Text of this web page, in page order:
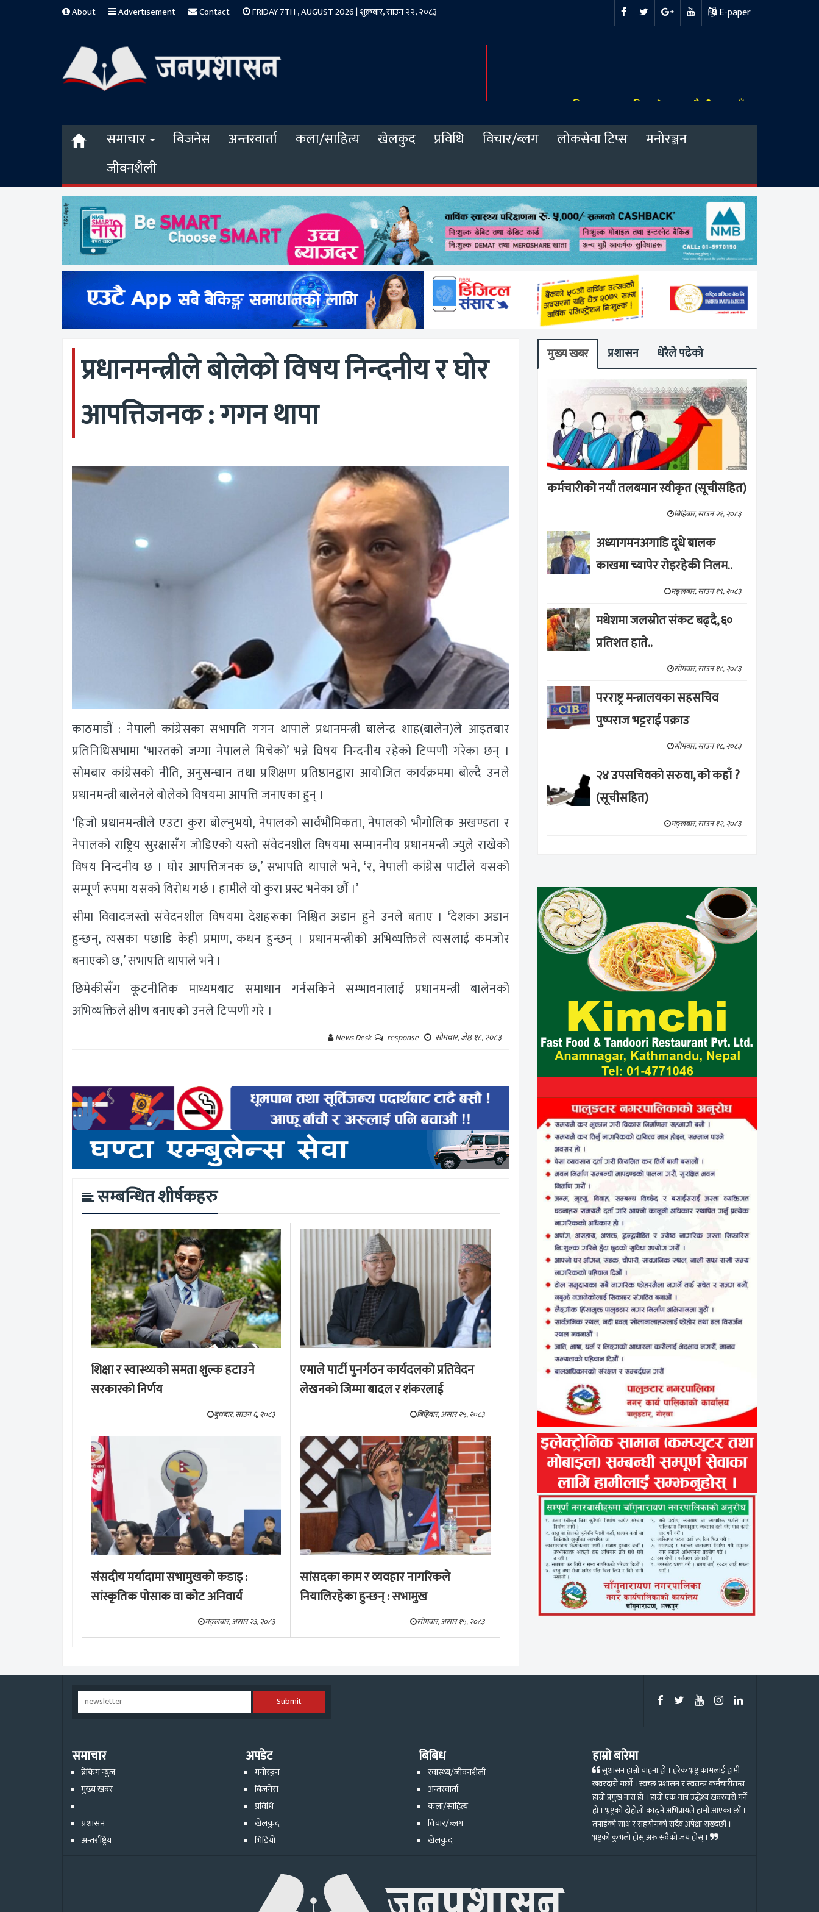
About Advertisement Contact FRIDAY 7TH , AUGUST 2026 | शुक्रबार, साउन २२, २०८३ E-paper
समाचार बिजनेस अन्तरवार्ता कला/साहित्य खेलकुद प्रविधि विचार/ब्लग लोकसेवा टिप्स
मनोरञ्जन
जीवनशैली
प्रधानमन्त्रीले बोलेको विषय निन्दनीय र घोर
आपत्तिजनक : गगन थापा
काठमाडौं : नेपाली कांग्रेसका सभापति गगन थापाले प्रधानमन्त्री बालेन्द्र शाह(बालेन)ले आइतबार
प्रतिनिधिसभामा ‘भारतको जग्गा नेपालले मिचेको’ भन्ने विषय निन्दनीय रहेको टिप्पणी गरेका छन् ।
सोमबार कांग्रेसको नीति, अनुसन्धान तथा प्रशिक्षण प्रतिष्ठानद्वारा आयोजित कार्यक्रममा बोल्दै उनले
प्रधानमन्त्री बालेनले बोलेको विषयमा आपत्ति जनाएका हुन् ।
‘हिजो प्रधानमन्त्रीले एउटा कुरा बोल्नुभयो, नेपालको सार्वभौमिकता, नेपालको भौगोलिक अखण्डता र
नेपालको राष्ट्रिय सुरक्षासँग जोडिएको यस्तो संवेदनशील विषयमा सम्माननीय प्रधानमन्त्री ज्युले राखेको
विषय निन्दनीय छ । घोर आपत्तिजनक छ,’ सभापति थापाले भने, ‘र, नेपाली कांग्रेस पार्टीले यसको
सम्पूर्ण रूपमा यसको विरोध गर्छ । हामीले यो कुरा प्रस्ट भनेका छौं ।’
सीमा विवादजस्तो संवेदनशील विषयमा देशहरूका निश्चित अडान हुने उनले बताए । ‘देशका अडान
हुन्छन्, त्यसका पछाडि केही प्रमाण, कथन हुन्छन् । प्रधानमन्त्रीको अभिव्यक्तिले त्यसलाई कमजोर
बनाएको छ,’ सभापति थापाले भने ।
छिमेकीसँग कूटनीतिक माध्यमबाट समाधान गर्नसकिने सम्भावनालाई प्रधानमन्त्री बालेनको
अभिव्यक्तिले क्षीण बनाएको उनले टिप्पणी गरे ।
News Desk response सोमवार, जेष्ठ १८, २०८३
सम्बन्धित शीर्षकहरु
शिक्षा र स्वास्थ्यको समता शुल्क हटाउने
सरकारको निर्णय
बुधबार, साउन ६, २०८३
एमाले पार्टी पुनर्गठन कार्यदलको प्रतिवेदन
लेखनको जिम्मा बादल र शंकरलाई
बिहिबार, असार २५, २०८३
संसदीय मर्यादामा सभामुखको कडाइ :
सांस्कृतिक पोसाक वा कोट अनिवार्य
मङ्लबार, असार २३, २०८३
सांसदका काम र व्यवहार नागरिकले
नियालिरहेका हुन्छन् : सभामुख
सोमवार, असार १५, २०८३
मुख्य खबर प्रशासन धेरैले पढेको
कर्मचारीको नयाँ तलबमान स्वीकृत (सूचीसहित)
बिहिबार, साउन २१, २०८३
अध्यागमनअगाडि दूधे बालक
काखमा च्यापेर रोइरहेकी निलम..
मङ्लबार, साउन १९, २०८३
मधेशमा जलस्रोत संकट बढ्दै, ६०
प्रतिशत हाते..
सोमवार, साउन १८, २०८३
परराष्ट्र मन्त्रालयका सहसचिव
पुष्पराज भट्टराई पक्राउ
सोमवार, साउन १८, २०८३
२४ उपसचिवको सरुवा, को कहाँ ?
(सूचीसहित)
मङ्लबार, साउन १२, २०८३
Submit
समाचार
ब्रेकिंग न्युज
मुख्य खबर
प्रशासन
अन्तर्राष्ट्रिय
अपडेट
मनोरञ्जन
बिजनेस
प्रविधि
खेलकुद
भिडियो
बिबिध
स्वास्थ्य/जीवनशैली
अन्तरवार्ता
कला/साहित्य
विचार/ब्लग
खेलकुद
हाम्रो बारेमा
सुशासन हाम्रो चाहना हो । हरेक भ्रष्ट्र कामलाई हामी
खवरदारी गर्छौ । स्वच्छ प्रशासन र स्वतन्त्र कर्मचारीतन्त्र
हाम्रो प्रमुख नारा हो । हाम्रो एक मात्र उद्धेश्य खवरदारी गर्ने
हो । भ्रष्ट्रको दोहोलो काढ्ने अभिप्रायले हामी आएका छौं ।
तपाईको साथ र सहयोगको सदैव अपेक्षा राख्दछौं ।
भ्रष्ट्रको कुभलो होस्,अरु सवैको जय होस् ।